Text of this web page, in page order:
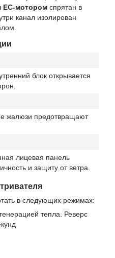
ЕС-мотором спрятан в
канал изолирован
блок открывается
жалюзи предотвращают
лицевая панель
и защиту от ветра
в следующих режимах:
тепла. Реверс